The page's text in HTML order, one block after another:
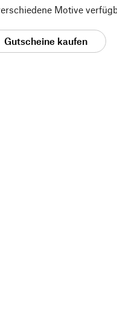
Motive
Gutscheine kaufen